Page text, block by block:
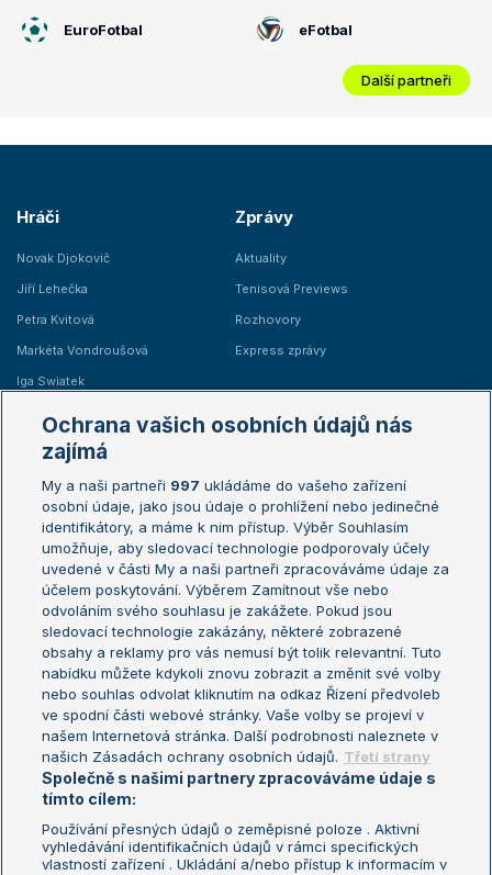
EuroFotbal eFotbal
Další partneři
Hráči
Novak Djokovič
Jiří Lehečka
Petra Kvitová
Markéta Vondroušová
Iga Swiatek
Zprávy
Aktuality
Tenisová Previews
Rozhovory
Express zprávy
Žebříčky
Žebříček ATP (muži)
Žebříček WTA (ženy)
Sázkařský žebříček
Australian Open
French Open
Wimbledon
US Open
Turnaj mistrů
Turnaj mistryň
Aktualní trendy
Fotbalové přestupy
Livesport Daily
LS Prague Open
Podmínky užití Nastavení soukromí
Ochrana vašich osobních údajů nás
zajímá
My a naši partneři 997 ukládáme do vašeho zařízení
osobní údaje, jako jsou údaje o prohlížení nebo jedinečné
identifikátory, a máme k nim přístup. Výběr Souhlasím
umožňuje, aby sledovací technologie podporovaly účely
uvedené v části My a naši partneři zpracováváme údaje za
účelem poskytování. Výběrem Zamítnout vše nebo
odvoláním svého souhlasu je zakážete. Pokud jsou
sledovací technologie zakázány, některé zobrazené
obsahy a reklamy pro vás nemusí být tolik relevantní. Tuto
nabídku můžete kdykoli znovu zobrazit a změnit své volby
nebo souhlas odvolat kliknutím na odkaz Řízení předvoleb
ve spodní části webové stránky. Vaše volby se projeví v
našem Internetová stránka. Další podrobnosti naleznete v
našich Zásadách ochrany osobních údajů. Třetí strany
Společně s našimi partnery zpracováváme údaje s
tímto cílem:
Používání přesných údajů o zeměpisné poloze . Aktivní
vyhledávání identifikačních údajů v rámci specifických
vlastností zařízení . Ukládání a/nebo přístup k informacím v